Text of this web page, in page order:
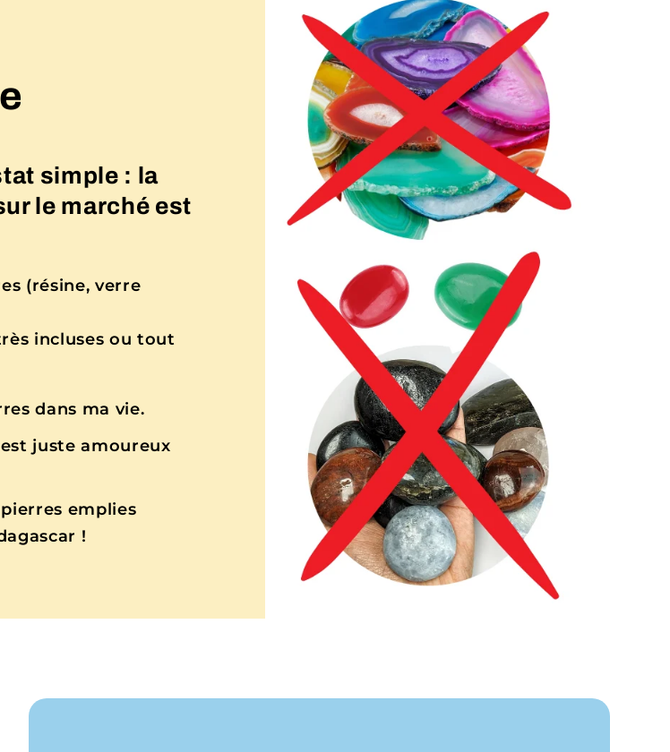
simple : la
le marché est
(résine, verre
incluses ou tout
dans ma vie.
juste amoureux
emplies
!